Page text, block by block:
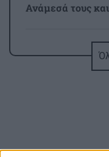
Ανάμεσά τους
Μεγάλη φωτιά